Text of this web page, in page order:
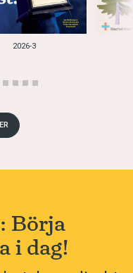
2026-3
Börja
i dag!